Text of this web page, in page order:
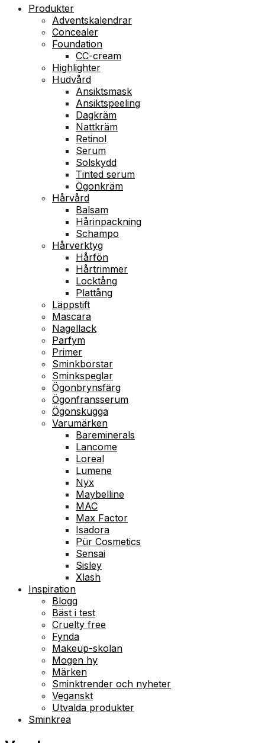
Produkter
Adventskalendrar
Concealer
Foundation
CC-cream
Highlighter
Hudvård
Ansiktsmask
Ansiktspeeling
Dagkräm
Nattkräm
Retinol
Serum
Solskydd
Tinted serum
Ögonkräm
Hårvård
Balsam
Hårinpackning
Schampo
Hårverktyg
Hårfön
Hårtrimmer
Locktång
Plattång
Läppstift
Mascara
Nagellack
Parfym
Primer
Sminkborstar
Sminkspeglar
Ögonbrynsfärg
Ögonfransserum
Ögonskugga
Varumärken
Bareminerals
Lancome
Loreal
Lumene
Nyx
Maybelline
MAC
Max Factor
Isadora
Pür Cosmetics
Sensai
Sisley
Xlash
Inspiration
Blogg
Bäst i test
Cruelty free
Fynda
Makeup-skolan
Mogen hy
Märken
Sminktrender och nyheter
Veganskt
Utvalda produkter
Sminkrea